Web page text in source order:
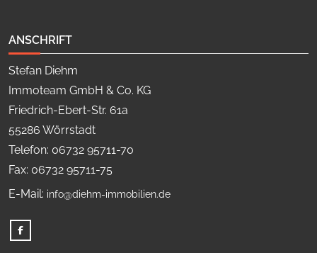
ANSCHRIFT
Stefan Diehm
Immoteam GmbH & Co. KG
Friedrich-Ebert-Str. 61a
55286 Wörrstadt
Telefon: 06732 95711-70
Fax: 06732 95711-75
E-Mail: info@diehm-immobilien.de